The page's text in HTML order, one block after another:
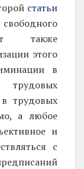
статьи
также
этого
в
трудовых
а любое
и
с